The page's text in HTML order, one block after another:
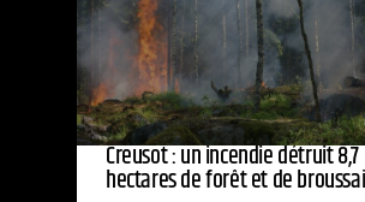
Creusot : un incendie détruit 8,7
hectares de forêt et de